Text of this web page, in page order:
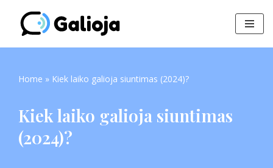
Skip
to
Home » Kiek laiko galioja siuntimas (2024)?
Kiek laiko galioja siuntimas
(2024)?